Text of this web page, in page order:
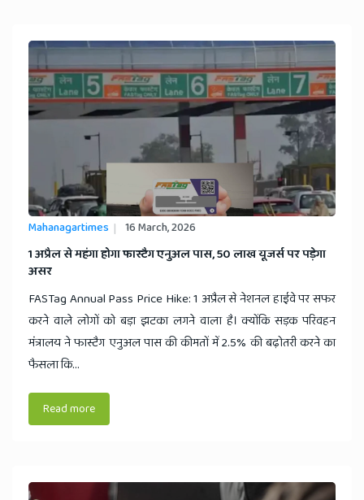
Mahanagartimes 16 March, 2026
​1 अप्रैल से महंगा होगा फास्टैग एनुअल पास, 50 लाख यूजर्स पर पड़ेगा
असर
FASTag Annual Pass Price Hike: 1 अप्रैल से नेशनल हाईवे पर सफर
करने वाले लोगों को बड़ा झटका लगने वाला है। क्योंकि सड़क परिवहन
मंत्रालय ने फास्टैग एनुअल पास की कीमतों में 2.5% की बढ़ोतरी करने का
फैसला कि...
Read more